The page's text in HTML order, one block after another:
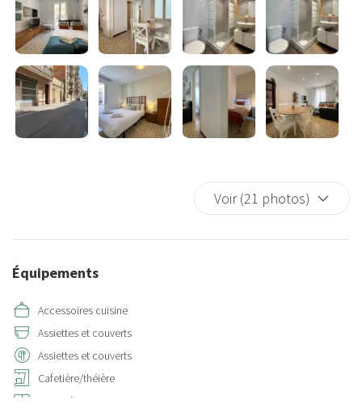
Voir (21 photos)
Équipements
Accessoires cuisine
Assiettes et couverts
Assiettes et couverts
Cafetière/théière
Canapé